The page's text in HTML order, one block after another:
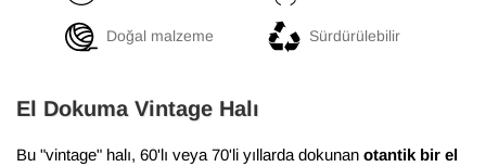
Doğal malzeme Sürdürülebilir
El Dokuma Vintage Halı
Bu "vintage" halı, 60'lı veya 70'li yıllarda dokunan otantik bir el